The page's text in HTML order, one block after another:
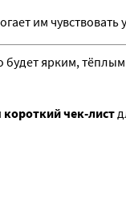
им чувствовать
ярким,
короткий чек-лист